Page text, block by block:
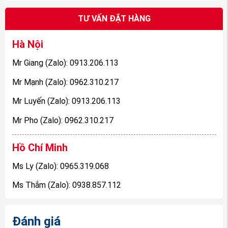
- Chắn bùn ngăn chặn bùn đất và nước bắn và bám
lên bề mặt xe và tránh làm bẩn xe, giúp bạn không
cần phải rửa xe thường xuyên.
Xem thêm:Phụ tùng xe Honda Civic chính
hãng, giá rẻ
2016-2022 hàng Thanh Lý , nguồn Phụ tùng
TƯ VẤN ĐẶT HÀNG
Hà Nội
Mr Giang (Zalo): 0913.206.113
Mr Mạnh (Zalo): 0962.310.217
Mr Luyến (Zalo): 0913.206.113
Mr Pho (Zalo): 0962.310.217
Hồ Chí Minh
Ms Ly (Zalo): 0965.319.068
Ms Thắm (Zalo): 0938.857.112
Đánh giá